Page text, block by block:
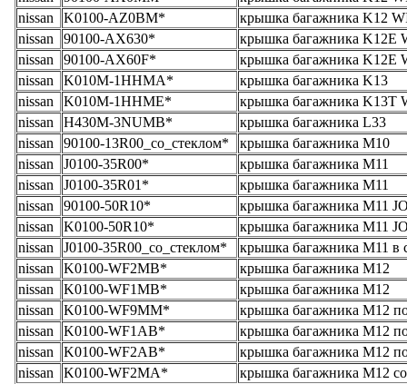
nissan
K0100-AZ0BM*
крышка багажника K12
nissan
90100-AX630*
крышка багажника K12E
nissan
90100-AX60F*
крышка багажника K12E
nissan
K010M-1HHMA*
крышка багажника K13
nissan
K010M-1HHME*
крышка багажника K13T
nissan
H430M-3NUMB*
крышка багажника L33
nissan
90100-13R00_со_стеклом*
крышка багажника M10
nissan
J0100-35R00*
крышка багажника M11
nissan
J0100-35R01*
крышка багажника M11
nissan
90100-50R10*
крышка багажника M11
nissan
K0100-50R10*
крышка багажника M11
nissan
J0100-35R00_со_стеклом*
крышка багажника M11 в
nissan
K0100-WF2MB*
крышка багажника M12
nissan
K0100-WF1MB*
крышка багажника M12
nissan
K0100-WF9MM*
крышка багажника M12
nissan
K0100-WF1AB*
крышка багажника M12
nissan
K0100-WF2AB*
крышка багажника M12
nissan
K0100-WF2MA*
крышка багажника M12